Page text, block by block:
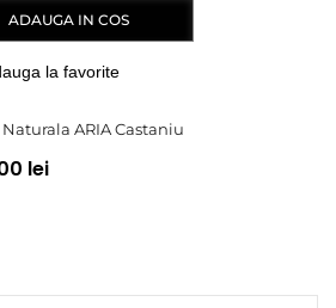
ADAUGA IN COS
la favorite
ARIA Castaniu
lei